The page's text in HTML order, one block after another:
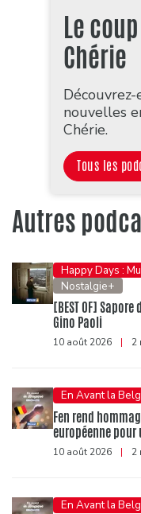
Le
Chérie
nouvelles
Chérie.
Tous les
Autres
Happy Days :
Nostalgie+
[BEST OF]
Gino Paoli
10 août 2026 | 2
En Avant la
Fen rend
européenne
10 août 2026 | 2
En Avant la